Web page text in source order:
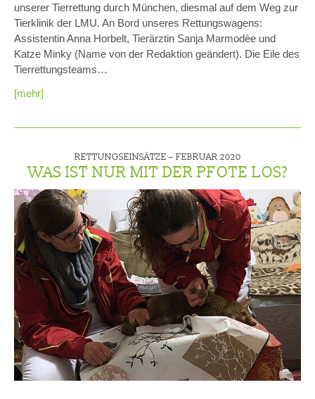
unserer Tierrettung durch München, diesmal auf dem Weg zur
Tierklinik der LMU. An Bord unseres Rettungswagens:
Assistentin Anna Horbelt, Tierärztin Sanja Marmodèe und
Katze Minky (Name von der Redaktion geändert). Die Eile des
Tierrettungsteams…
[mehr]
RETTUNGSEINSÄTZE – FEBRUAR 2020
WAS IST NUR MIT DER PFOTE LOS?